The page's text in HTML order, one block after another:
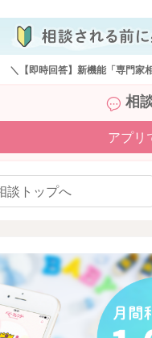
ることもあるのかなと思い
もあると思いますので、物
とがありましたら、申し訳
状況もわからないままに、
ただけるところがありました
＼【即時回答】新機能「専門家
相
アプリ
談トップへ